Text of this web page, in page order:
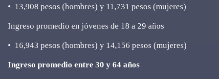
•⁠ ⁠13,908 pesos (hombres) y 11,731 pesos (mujeres)
Ingreso promedio en jóvenes de 18 a 29 años
•⁠ ⁠16,943 pesos (hombres) y 14,156 pesos (mujeres)
Ingreso promedio entre 30 y 64 años